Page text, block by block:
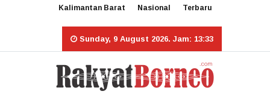
Kalimantan Barat Nasional Terbaru
Sunday, 9 August 2026. Jam: 13:33